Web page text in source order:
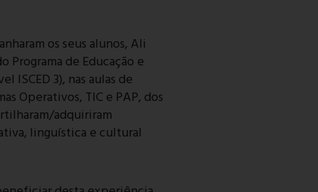
os seus alunos, Ali
Programa de Educação e
3), nas aulas de
Operativos, TIC e PAP, dos
adquiriram
linguística e cultural